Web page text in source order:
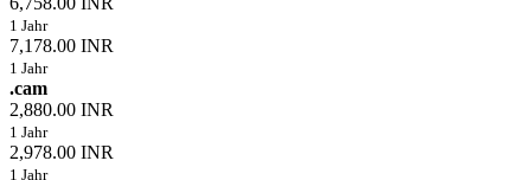
1 Jahr
7,178.00 INR
1 Jahr
.cam
2,880.00 INR
1 Jahr
2,978.00 INR
1 Jahr